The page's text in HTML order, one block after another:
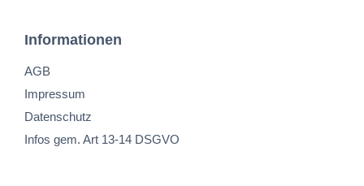
Informationen
AGB
Impressum
Datenschutz
Infos gem. Art 13-14 DSGVO